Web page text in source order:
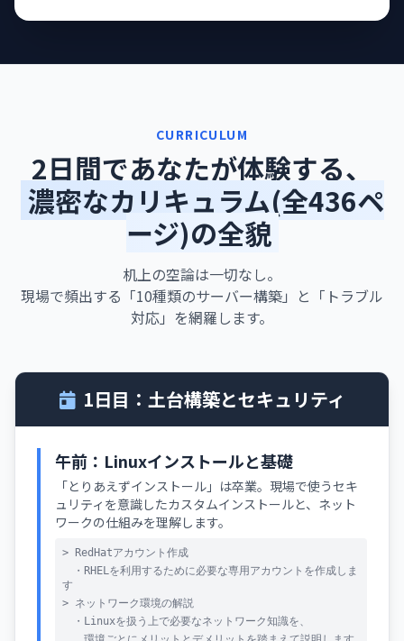
CURRICULUM
2日間であなたが体験する、
濃密なカリキュラム(全436ペ
ージ)の全貌
机上の空論は一切なし。
現場で頻出する「10種類のサーバー構築」と「トラブル
対応」を網羅します。
1日目：土台構築とセキュリティ
午前：Linuxインストールと基礎
「とりあえずインストール」は卒業。現場で使うセキ
ュリティを意識したカスタムインストールと、ネット
ワークの仕組みを理解します。
> RedHatアカウント作成
・RHELを利用するために必要な専用アカウントを作成しま
す
> ネットワーク環境の解説
・Linuxを扱う上で必要なネットワーク知識を、